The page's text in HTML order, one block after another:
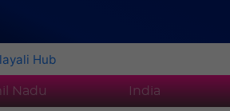
Hub
Nadu India